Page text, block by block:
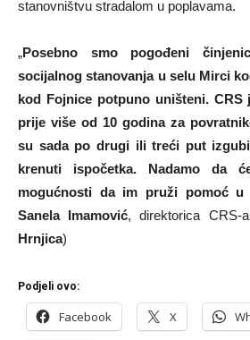
stanovništvu stradalom u poplavama.
„Posebno smo pogođeni
socijalnog stanovanja u selu Mirci
kod Fojnice potpuno uništeni. CRS
prije više od 10 godina za
su sada po drugi ili treći put
krenuti ispočetka. Nadamo da
mogućnosti da im pruži pomoć u
Sanela Imamović, direktorica CRS-
Hrnjica)
Podjeli ovo:
Facebook X